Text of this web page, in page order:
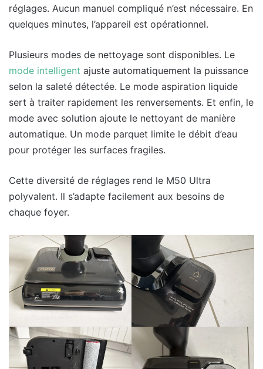
réglages. Aucun manuel compliqué n’est nécessaire. En
quelques minutes, l’appareil est opérationnel.
Plusieurs modes de nettoyage sont disponibles. Le
mode intelligent ajuste automatiquement la puissance
selon la saleté détectée. Le mode aspiration liquide
sert à traiter rapidement les renversements. Et enfin, le
mode avec solution ajoute le nettoyant de manière
automatique. Un mode parquet limite le débit d’eau
pour protéger les surfaces fragiles.
Cette diversité de réglages rend le M50 Ultra
polyvalent. Il s’adapte facilement aux besoins de
chaque foyer.